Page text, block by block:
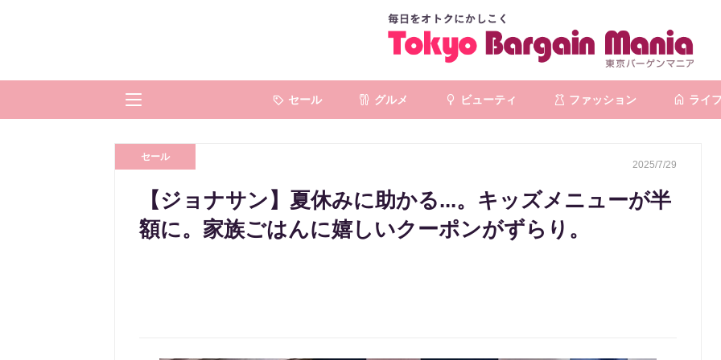
セール グルメ ビューティ ファッション ライフ
セール
2025/7/29
【ジョナサン】夏休みに助かる...。キッズメニューが半
額に。家族ごはんに嬉しいクーポンがずらり。